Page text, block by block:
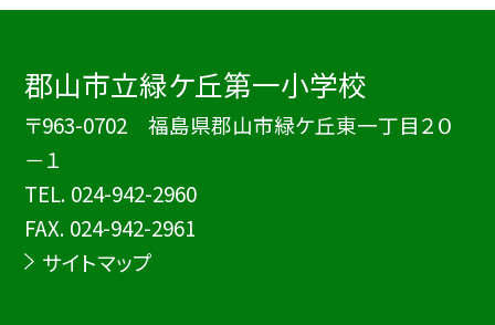
郡山市立緑ケ丘第一小学校
〒963-0702 福島県郡山市緑ケ丘東一丁目２０
－１
TEL. 024-942-2960
FAX. 024-942-2961
サイトマップ